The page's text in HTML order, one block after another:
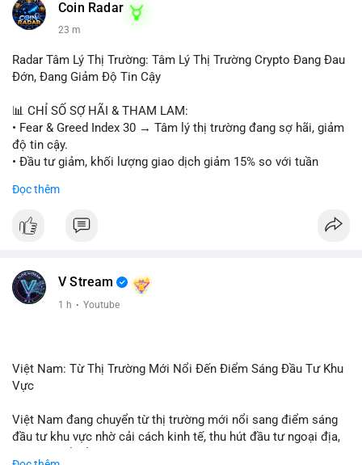
Coin Radar
23 m
Radar Tâm Lý Thị Trường: Tâm Lý Thị Trường Crypto Đang Đau
Đớn, Đang Giảm Độ Tin Cậy
📊 CHỈ SỐ SỢ HÃI & THAM LAM:
• Fear & Greed Index 30 → Tâm lý thị trường đang sợ hãi, giảm
độ tin cậy.
• Đầu tư giảm, khối lượng giao dịch giảm 15% so với tuần
• CoinGecko: Jimothy The Raccoon, Pudgy Penguins,
crypto.
• LunarCrush: Ethereum, Solana, Dogecoin, Chainlink, Litecoin,
• Telegram: US Senate tiến hành bỏ phiếu Clarity Act, IMF nói
stablecoin địa phương tăng nhu cầu.
“điểm mua bán” giảm.
• Binance announcements: hỗ trợ cổ phiếu Apple, IBM, airdrop
MMT, competition.
Đọc thêm
V Stream
1 h · Youtube
Việt Nam: Từ Thị Trường Mới Nổi Đến Điểm Sáng Đầu Tư Khu
Vực
Việt Nam đang chuyển từ thị trường mới nổi sang điểm sáng
đầu tư khu vực nhờ cải cách kinh tế, thu hút đầu tư ngoại địa,